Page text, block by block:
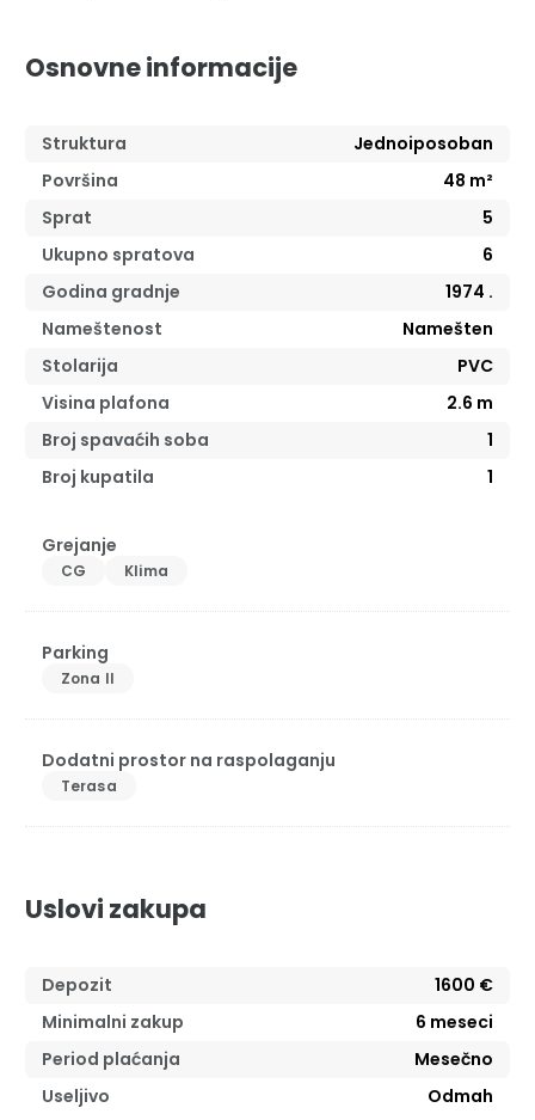
Osnovne informacije
Struktura
Jednoiposoban
Površina
48 m²
Sprat
5
Ukupno spratova
6
Godina gradnje
1974 .
Nameštenost
Namešten
Stolarija
PVC
Visina plafona
2.6 m
Broj spavaćih soba
1
Broj kupatila
1
Grejanje
CG Klima
Parking
Zona II
Dodatni prostor na raspolaganju
Terasa
Uslovi zakupa
Depozit
1600 €
Minimalni zakup
6 meseci
Period plaćanja
Mesečno
Useljivo
Odmah